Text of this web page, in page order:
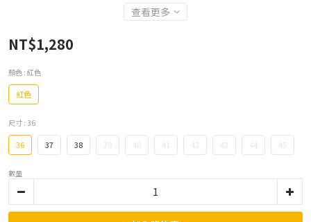
查看更多
NT$1,280
顏色 : 紅色
紅色
尺寸 : 36
36 37 38 39 40 41 42 43 44 45
數量